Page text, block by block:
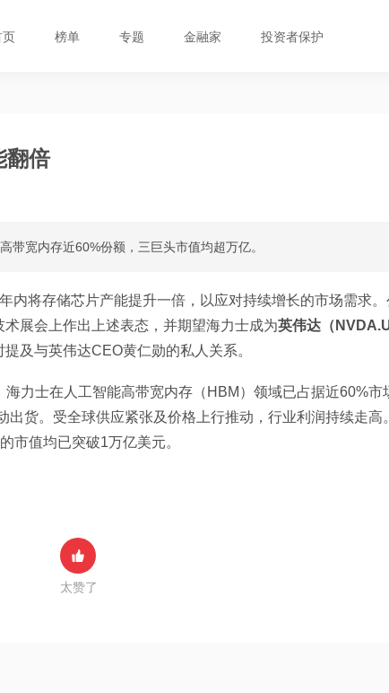
页 榜单 专题 金融家 投资者保护
翻倍
带宽内存近60%份额，三巨头市值均超万亿。
内将存储芯片产能提升一倍，以应对持续增长的市场需求
展会上作出上述表态，并期望海力士成为英伟达（
及与英伟达CEO黄仁勋的私人关系。
力士在人工智能高带宽内存（HBM）领域已占据近60%市
货。受全球供应紧张及价格上行推动，行业利润持续走高
市值均已突破1万亿美元。
太赞了